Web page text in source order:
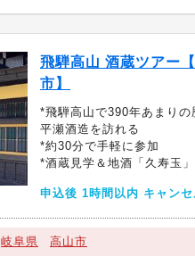
飛騨高山 酒蔵ツアー
市】
*飛騨高山で390年あまりの
平瀬酒造を訪れる
*約30分で手軽に参加
*酒蔵見学＆地酒「久寿玉」
申込後 1時間以内 キャン
岐阜県 高山市